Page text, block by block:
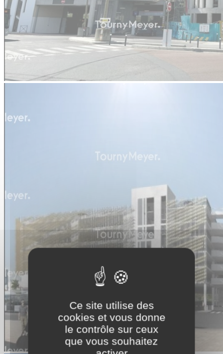
Ce site utilise des
cookies et vous donne
le contrôle sur ceux
que vous souhaitez